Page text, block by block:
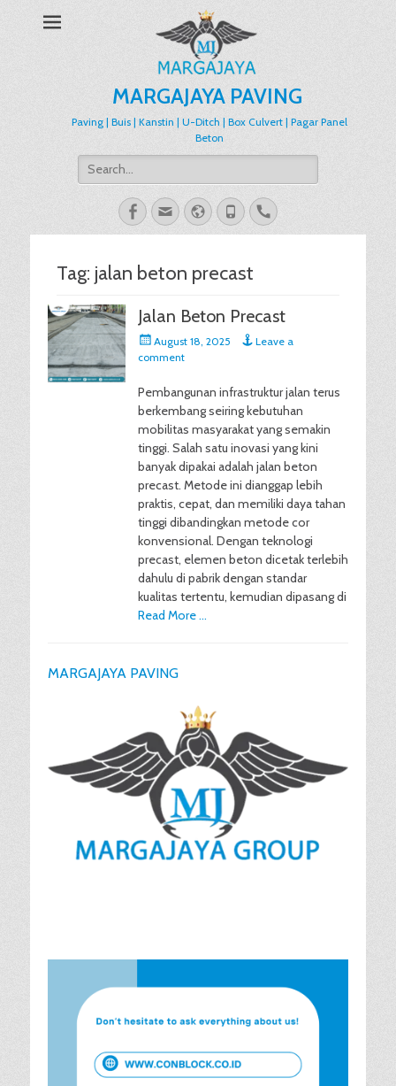
MARGAJAYA PAVING
Paving | Buis | Kanstin | U-Ditch | Box Culvert | Pagar Panel
Beton
Search
for:
Facebook
EmailWebsite
PhoneHandset
Tag: jalan beton precast
Jalan Beton Precast
Posted
on
August 18, 2025
Leave a
comment
Pembangunan infrastruktur jalan terus
berkembang seiring kebutuhan
mobilitas masyarakat yang semakin
tinggi. Salah satu inovasi yang kini
banyak dipakai adalah jalan beton
precast. Metode ini dianggap lebih
praktis, cepat, dan memiliki daya tahan
tinggi dibandingkan metode cor
konvensional. Dengan teknologi
precast, elemen beton dicetak terlebih
dahulu di pabrik dengan standar
kualitas tertentu, kemudian dipasang di
Read More …
MARGAJAYA PAVING